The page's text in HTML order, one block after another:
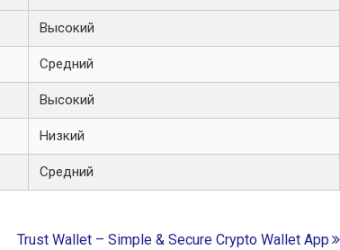
Высокий
Средний
Высокий
Низкий
Средний
Trust Wallet – Simple & Secure Crypto Wallet App